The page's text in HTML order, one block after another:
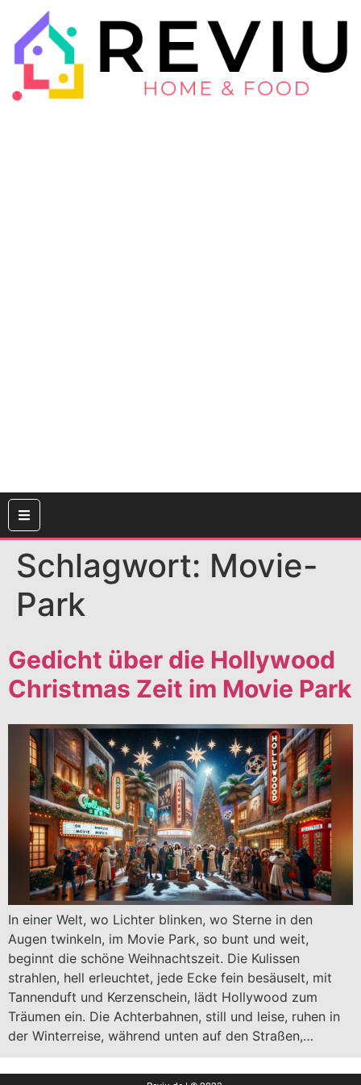
Schlagwort: Movie-
Park
Gedicht über die Hollywood
Christmas Zeit im Movie Park
In einer Welt, wo Lichter blinken, wo Sterne in den
Augen twinkeln, im Movie Park, so bunt und weit,
beginnt die schöne Weihnachtszeit. Die Kulissen
strahlen, hell erleuchtet, jede Ecke fein besäuselt, mit
Tannenduft und Kerzenschein, lädt Hollywood zum
Träumen ein. Die Achterbahnen, still und leise, ruhen in
der Winterreise, während unten auf den Straßen,…